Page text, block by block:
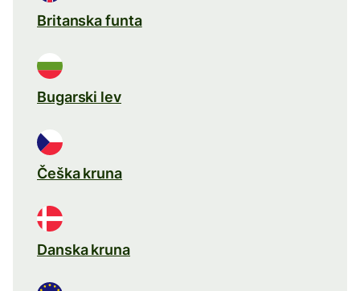
Britanska funta
Bugarski lev
Češka kruna
Danska kruna